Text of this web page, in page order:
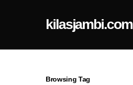
kilasjambi.com
Browsing Tag